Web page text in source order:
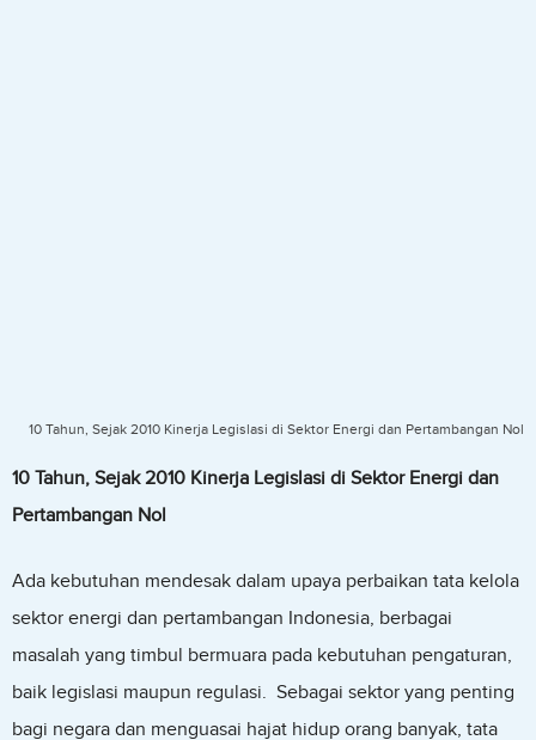
10 Tahun, Sejak 2010 Kinerja Legislasi di Sektor Energi dan Pertambangan Nol
10 Tahun, Sejak 2010 Kinerja Legislasi di Sektor Energi dan
Pertambangan Nol
Ada kebutuhan mendesak dalam upaya perbaikan tata kelola
sektor energi dan pertambangan Indonesia, berbagai
masalah yang timbul bermuara pada kebutuhan pengaturan,
baik legislasi maupun regulasi. Sebagai sektor yang penting
bagi negara dan menguasai hajat hidup orang banyak, tata